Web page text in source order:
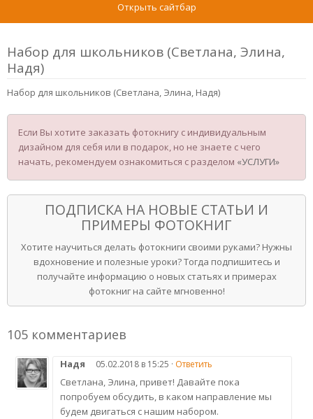
Открыть сайтбар
Набор для школьников (Светлана, Элина,
Надя)
Набор для школьников (Светлана, Элина, Надя)
Если Вы хотите заказать фотокнигу с индивидуальным
дизайном для себя или в подарок, но не знаете с чего
начать, рекомендуем ознакомиться с разделом «УСЛУГИ»
ПОДПИСКА НА НОВЫЕ СТАТЬИ И
ПРИМЕРЫ ФОТОКНИГ
Хотите научиться делать фотокниги своими руками? Нужны
вдохновение и полезные уроки? Тогда подпишитесь и
получайте информацию о новых статьях и примерах
фотокниг на сайте мгновенно!
105 комментариев
Надя 05.02.2018 в 15:25 · Ответить
Светлана, Элина, привет! Давайте пока
попробуем обсудить, в каком направление мы
будем двигаться с нашим набором.